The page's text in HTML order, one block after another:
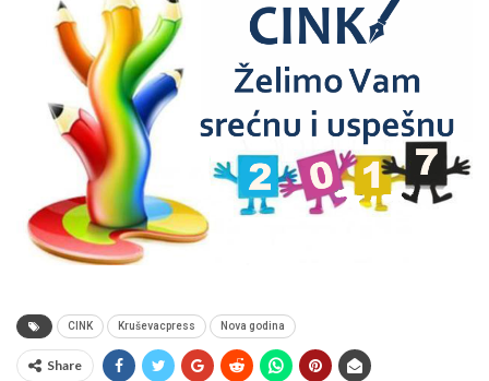
CINK Kruševacpress Nova godina
Share